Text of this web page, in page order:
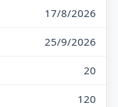
17/8/2026
25/9/2026
20
120